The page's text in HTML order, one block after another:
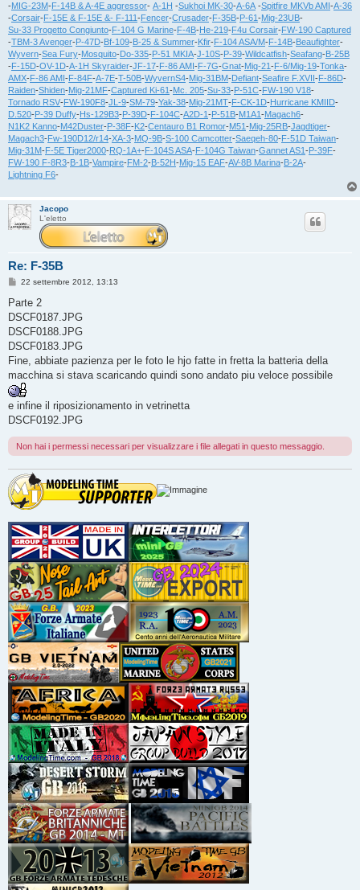
-MIG-23M-F-14B & A-4E aggressor- A-1H -Sukhoi MK-30-A-6A -Spitfire MKVb AMI -A-36
-Corsair-F-15E & F-15E &- F-111 -Fencer-Crusader-F-35B-P-61 -Mig-23UB-
Su-33 Progetto Congiunto-F-104 G Marine-F-4B-He-219-F4u Corsair-FW-190 Captured
-TBM-3 Avenger-P-47D-Bf-109-B-25 & Summer-Kfir-F-104 ASA/M-F-14B-Beaufighter-
Wyvern-Sea Fury-Mosquito-Do-335-P-51 MKIA-J-10S-P-39-Wildcatfish-Seafang-B-25B
-F-15D-OV-1D-A-1H Skyraider-JF-17-F-86 AMI -F-7G-Gnat-Mig-21 -F-6/Mig-19-Tonka-
AMX-F-86 AMI -F-84F-A-7E-T-50B-WyvernS4-Mig-31BM-Defiant-Seafire F.XVII -F-86D-
Raiden-Shiden-Mig-21MF-Captured Ki-61 -Mc. 205-Su-33-P-51C-FW-190 V18-
Tornado RSV-FW-190F8-JL-9-SM-79-Yak-38-Mig-21MT-F-CK-1D-Hurricane KMIID-
D.520-P-39 Duffy-Hs-129B3-P-39D-F-104C-A2D-1 -P-51B-M1A1 -Magach6-
N1K2 Kanno-M42Duster-P-38F-K2-Centauro B1 Romor-M51 -Mig-25RB-Jagdtiger-
Magach3-Fw-190D12/r14-XA-3-MQ-9B-S-100 Camcotter-Saeqeh-80-F-51D Taiwan-
Mig-31M-F-5E Tiger2000-RQ-1A+-F-104S ASA-F-104G Taiwan-Gannet AS1 -P-39F-
FW-190 F-8R3-B-1B-Vampire-FM-2-B-52H-Mig-15 EAF-AV-8B Marina-B-2A-
Lightning F6-
Jacopo
L'eletto
Re: F-35B
M
s
a
g
i
o
22 settembre 2012, 13:13
Parte 2
DSCF0187.JPG
DSCF0188.JPG
DSCF0183.JPG
Fine, abbiate pazienza per le foto le hjo fatte in fretta la batteria della
macchina si stava scaricando quindi sono andato piu veloce possibile
e infine il riposizionamento in vetrinetta
DSCF0192.JPG
Non hai i permessi necessari per visualizzare i file allegati in questo messaggio.